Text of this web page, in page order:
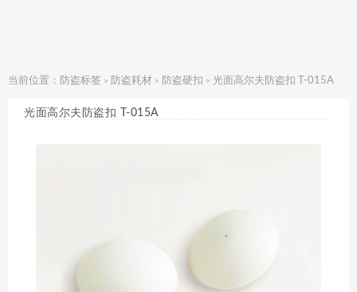
当前位置： 防盗标签 > 防盗耗材 > 防盗硬扣 > 光面高尔夫防盗扣 T-015A
光面高尔夫防盗扣 T-015A